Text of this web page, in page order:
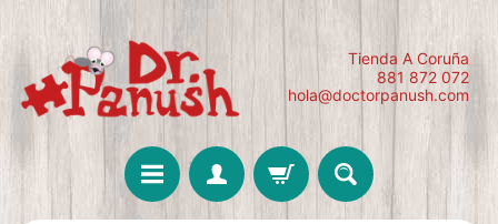
Tienda A Coruña
881 872 072
hola@doctorpanush.com